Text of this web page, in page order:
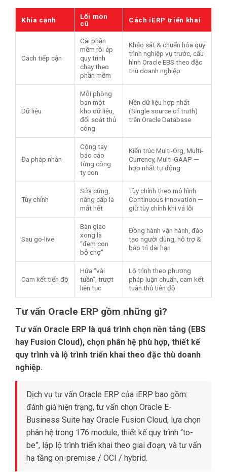
Khía cạnh
Lối mòn
cũ
Cách iERP triển khai
Cách tiếp cận
Cài phần
mềm rồi ép
quy trình
chạy theo
phần mềm
Khảo sát & chuẩn hóa quy
trình nghiệp vụ trước, cấu
hình Oracle EBS theo đặc
thù doanh nghiệp
Dữ liệu
Mỗi phòng
ban một
kho dữ liệu,
đối soát thủ
công
Nền dữ liệu hợp nhất
(Single source of truth)
trên Oracle Database
Đa pháp nhân
Cộng tay
báo cáo
từng công
ty con
Kiến trúc Multi-Org, Multi-
Currency, Multi-GAAP —
hợp nhất tự động
Tùy chỉnh
Sửa cứng,
nâng cấp là
mất hết
Tùy chỉnh theo mô hình
Continuous Innovation —
giữ tùy chỉnh khi vá lỗi
Sau go-live
Bàn giao
xong là
“đem con
bỏ chợ”
Đồng hành vận hành, đào
tạo người dùng, hỗ trợ &
bảo trì dài hạn
Cam kết tiến độ
Hứa “vài
tuần”, trượt
liên tục
Lộ trình theo phương
pháp luận chuẩn, cam kết
tuân thủ tiến độ
Tư vấn Oracle ERP gồm những gì?
Tư vấn Oracle ERP là quá trình chọn nền tảng (EBS
hay Fusion Cloud), chọn phân hệ phù hợp, thiết kế
quy trình và lộ trình triển khai theo đặc thù doanh
nghiệp.
Dịch vụ tư vấn Oracle ERP của iERP bao gồm:
đánh giá hiện trạng, tư vấn chọn Oracle E-
Business Suite hay Oracle Fusion Cloud, lựa chọn
phân hệ trong 176 module, thiết kế quy trình “to-
be”, lập lộ trình triển khai theo giai đoạn, và tư vấn
hạ tầng on-premise / OCI / hybrid.